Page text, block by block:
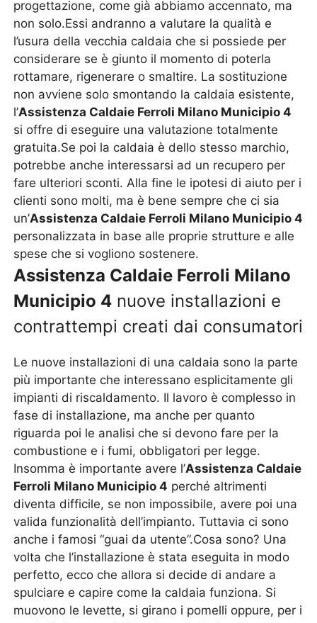
progettazione, come già abbiamo accennato, ma
non solo.Essi andranno a valutare la qualità e
l’usura della vecchia caldaia che si possiede per
considerare se è giunto il momento di poterla
rottamare, rigenerare o smaltire. La sostituzione
non avviene solo smontando la caldaia esistente,
l’Assistenza Caldaie Ferroli Milano Municipio 4
si offre di eseguire una valutazione totalmente
gratuita.Se poi la caldaia è dello stesso marchio,
potrebbe anche interessarsi ad un recupero per
fare ulteriori sconti. Alla fine le ipotesi di aiuto per i
clienti sono molti, ma è bene sempre che ci sia
un’Assistenza Caldaie Ferroli Milano Municipio 4
personalizzata in base alle proprie strutture e alle
spese che si vogliono sostenere.
Assistenza Caldaie Ferroli Milano
Municipio 4 nuove installazioni e
contrattempi creati dai consumatori
Le nuove installazioni di una caldaia sono la parte
più importante che interessano esplicitamente gli
impianti di riscaldamento. Il lavoro è complesso in
fase di installazione, ma anche per quanto
riguarda poi le analisi che si devono fare per la
combustione e i fumi, obbligatori per legge.
Insomma è importante avere l’Assistenza Caldaie
Ferroli Milano Municipio 4 perché altrimenti
diventa difficile, se non impossibile, avere poi una
valida funzionalità dell’impianto. Tuttavia ci sono
anche i famosi “guai da utente”.Cosa sono? Una
volta che l’installazione è stata eseguita in modo
perfetto, ecco che allora si decide di andare a
spulciare e capire come la caldaia funziona. Si
muovono le levette, si girano i pomelli oppure, per i